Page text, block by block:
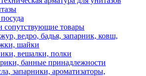
сопутствующие товары
ведро, бадья, запарник, ковш,
шайки
вешалки, полки
банные принадлежности
запарники, ароматизаторы,